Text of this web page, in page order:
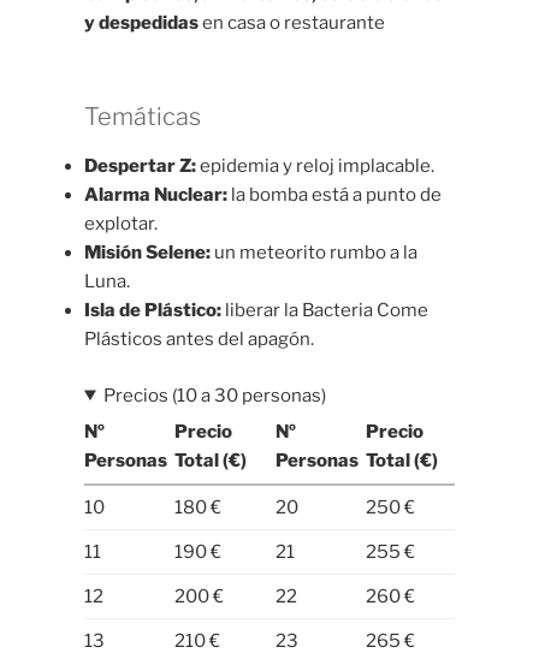
y despedidasen casa o restaurante
Temáticas
Despertar Z:epidemia y reloj implacable.
Alarma Nuclear: la bomba está a punto de
explotar.
Misión Selene: un meteorito rumbo a la
Luna.
Isla de Plástico: liberar la Bacteria Come
Plásticos antes del apagón.
Precios (10 a 30 personas)
Nº
Personas
Precio
Total (€)
Nº
Personas
Precio
Total (€)
10 180 € 20 250 €
11 190 € 21 255 €
12 200 € 22 260 €
13 210 € 23 265 €